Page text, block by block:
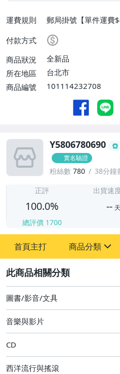
運費規則
郵局掛號【單件運費
滿$20000免運費】
付款方式
商品狀況
全新品
所在地區
台北市
商品編號
101114232708
Y5806780690
實名驗證
粉絲數 780 38分鐘
正評
100.0%
總評價 1700
出貨速
-- 天
首頁主打 商品分類
其它
圖書/影音/文具
音樂與影片
CD
西洋流行與搖滾